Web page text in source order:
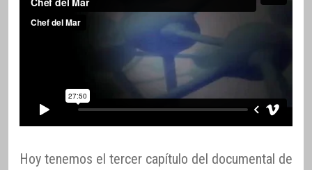
Hoy tenemos el tercer capítulo del documental de